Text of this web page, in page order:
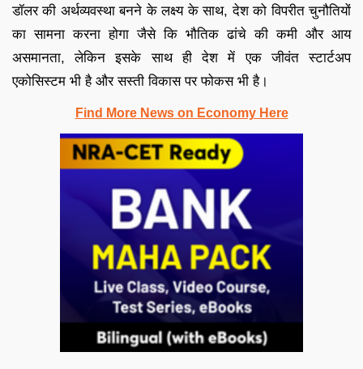
डॉलर की अर्थव्यवस्था बनने के लक्ष्य के साथ, देश को विपरीत चुनौतियों
का सामना करना होगा जैसे कि भौतिक ढांचे की कमी और आय
असमानता, लेकिन इसके साथ ही देश में एक जीवंत स्टार्टअप
एकोसिस्टम भी है और सस्ती विकास पर फोकस भी है।
Find More News on Economy Here